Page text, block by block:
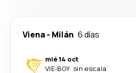
Viena- Milán 6 días
mié 14 oct
VIE-BGY· sin escala